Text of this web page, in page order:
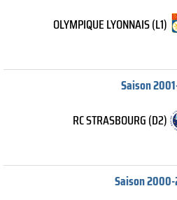
OLYMPIQUE LYONNAIS (L1)
Saison
RC STRASBOURG (D2)
Saison